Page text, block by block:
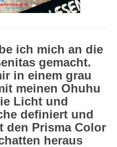
ich mich an die
gemacht.
in einem grau
meinen Ohuhu
Licht und
definiert und
den Prisma Color
heraus